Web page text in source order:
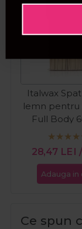
Italwax
lemn pentru
Full Body
28,47 LEI
Adauga in
Ce spun